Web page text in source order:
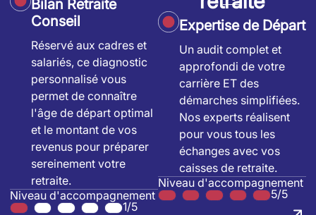
Bilan Retraite
Conseil
Réservé aux cadres et
salariés, ce diagnostic
personnalisé vous
permet de connaître
l'âge de départ optimal
et le montant de vos
revenus pour préparer
sereinement votre
retraite.
Niveau d'accompagnement
1/5
Expertise de Départ
Un audit complet et
approfondi de votre
carrière ET des
démarches simplifiées.
Nos experts réalisent
pour vous tous les
échanges avec vos
caisses de retraite.
Niveau d'accompagnement
5/5